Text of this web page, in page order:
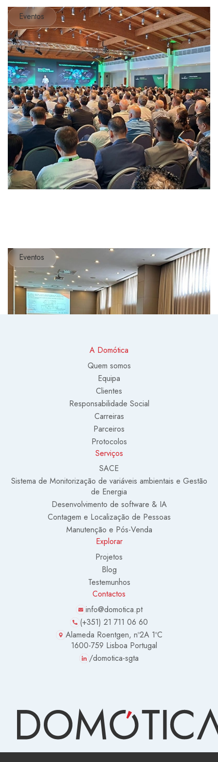
Eventos
Eventos
A Domótica
Quem somos
Equipa
Clientes
Responsabilidade Social
Carreiras
Parceiros
Protocolos
Serviços
SACE
Sistema de Monitorização de variáveis ambientais e Gestão
de Energia
Desenvolvimento de software & IA
Contagem e Localização de Pessoas
Manutenção e Pós-Venda
Explorar
Projetos
Blog
Testemunhos
Contactos
info@domotica.pt
(+351) 21 711 06 60
Alameda Roentgen, nº2A 1ºC
1600-759 Lisboa Portugal
/domotica-sgta